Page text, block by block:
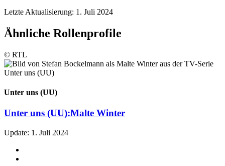
Letzte Aktualisierung: 1. Juli 2024
Ähnliche Rollenprofile
© RTL
Unter uns (UU)
Unter uns (UU):Malte Winter
Update: 1. Juli 2024